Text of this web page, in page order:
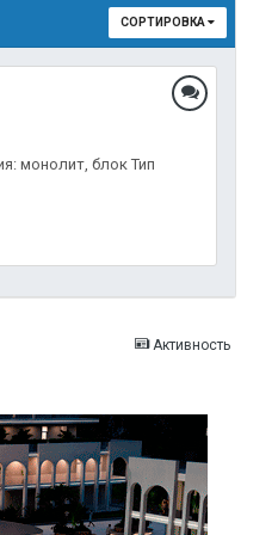
СОРТИРОВКА
монолит, блок Тип
Активность